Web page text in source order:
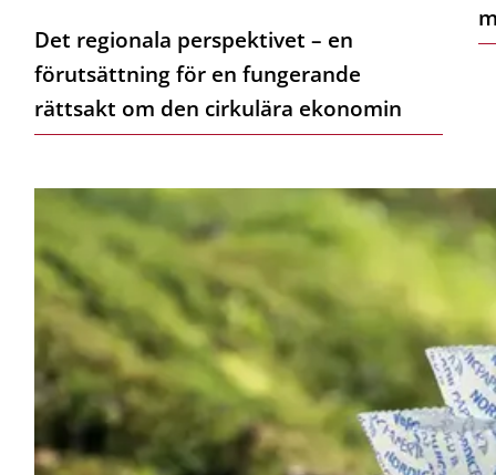
Det regionala perspektivet – en
förutsättning för en fungerande
rättsakt om den cirkulära ekonomin